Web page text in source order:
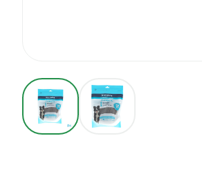
View larger imageView larger image